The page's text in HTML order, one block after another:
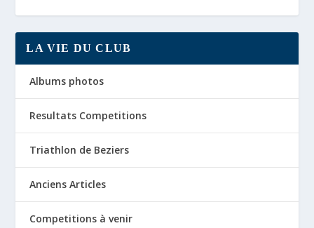
LA VIE DU CLUB
Albums photos
Resultats Competitions
Triathlon de Beziers
Anciens Articles
Competitions à venir